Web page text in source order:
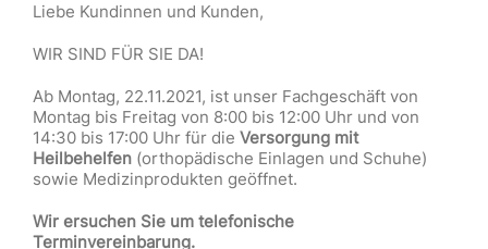
Liebe Kundinnen und Kunden,
WIR SIND FÜR SIE DA!
Ab Montag, 22.11.2021, ist unser Fachgeschäft von
Montag bis Freitag von 8:00 bis 12:00 Uhr und von
14:30 bis 17:00 Uhr für die Versorgung mit
Heilbehelfen (orthopädische Einlagen und Schuhe)
sowie Medizinprodukten geöffnet.
Wir ersuchen Sie um telefonische
Terminvereinbarung.